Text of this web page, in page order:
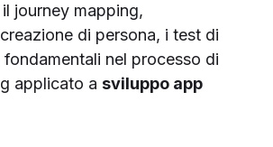
journey mapping,
di persona, i test di
fondamentali nel processo di
applicato asviluppo app